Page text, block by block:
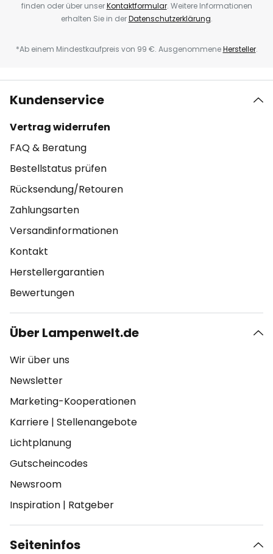
finden oder über unserKontaktformular. Weitere Informationen
erhalten Sie in derDatenschutzerklärung.
*Ab einem Mindestkaufpreis von 99 €. AusgenommeneHersteller.
Kundenservice
Vertrag widerrufen
FAQ & Beratung
Bestellstatus prüfen
Rücksendung/Retouren
Zahlungsarten
Versandinformationen
Kontakt
Herstellergarantien
Bewertungen
Über Lampenwelt.de
Wir über uns
Newsletter
Marketing-Kooperationen
Karriere | Stellenangebote
Lichtplanung
Gutscheincodes
Newsroom
Inspiration | Ratgeber
Seiteninfos